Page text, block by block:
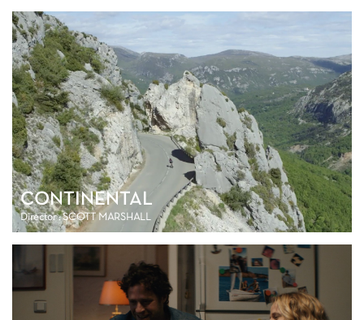
CONTINENTAL
Director : SCOTT MARSHALL